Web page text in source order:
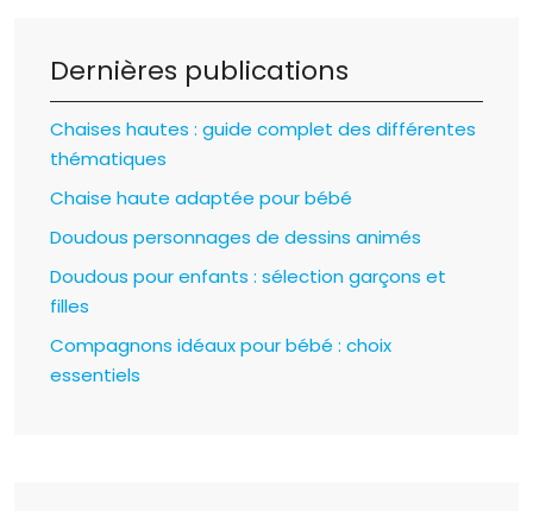
Dernières publications
Chaises hautes : guide complet des différentes
thématiques
Chaise haute adaptée pour bébé
Doudous personnages de dessins animés
Doudous pour enfants : sélection garçons et
filles
Compagnons idéaux pour bébé : choix
essentiels